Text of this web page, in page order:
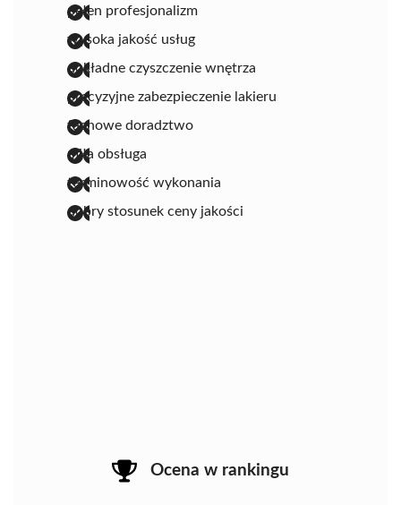
pełen profesjonalizm
wysoka jakość usług
dokładne czyszczenie wnętrza
precyzyjne zabezpieczenie lakieru
fachowe doradztwo
miła obsługa
terminowość wykonania
dobry stosunek ceny jakości
Ocena w rankingu